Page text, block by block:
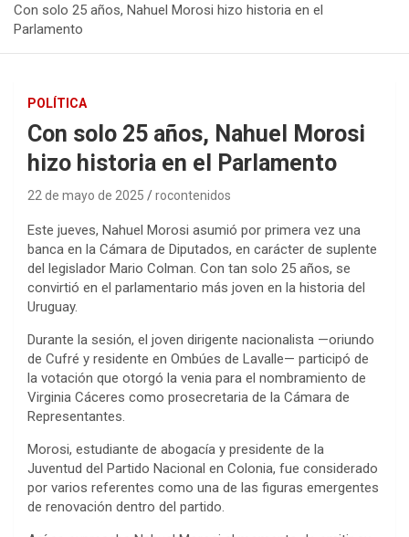
Con solo 25 años, Nahuel Morosi hizo historia en el
Parlamento
POLÍTICA
Con solo 25 años, Nahuel Morosi
hizo historia en el Parlamento
22 de mayo de 2025 rocontenidos
Este jueves, Nahuel Morosi asumió por primera vez una
banca en la Cámara de Diputados, en carácter de suplente
del legislador Mario Colman. Con tan solo 25 años, se
convirtió en el parlamentario más joven en la historia del
Uruguay.
Durante la sesión, el joven dirigente nacionalista —oriundo
de Cufré y residente en Ombúes de Lavalle— participó de
la votación que otorgó la venia para el nombramiento de
Virginia Cáceres como prosecretaria de la Cámara de
Representantes.
Morosi, estudiante de abogacía y presidente de la
Juventud del Partido Nacional en Colonia, fue considerado
por varios referentes como una de las figuras emergentes
de renovación dentro del partido.